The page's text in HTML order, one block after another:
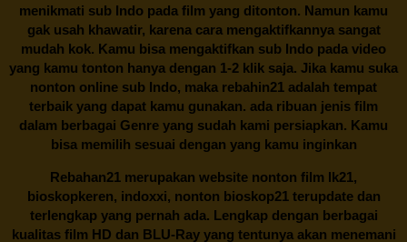
menikmati sub Indo pada film yang ditonton. Namun kamu
gak usah khawatir, karena cara mengaktifkannya sangat
mudah kok. Kamu bisa mengaktifkan sub Indo pada video
yang kamu tonton hanya dengan 1-2 klik saja. Jika kamu suka
nonton online sub Indo, maka rebahin21 adalah tempat
terbaik yang dapat kamu gunakan. ada ribuan jenis film
dalam berbagai Genre yang sudah kami persiapkan. Kamu
bisa memilih sesuai dengan yang kamu inginkan
Rebahan21 merupakan website nonton film lk21,
bioskopkeren, indoxxi, nonton bioskop21 terupdate dan
terlengkap yang pernah ada. Lengkap dengan berbagai
kualitas film HD dan BLU-Ray yang tentunya akan menemani